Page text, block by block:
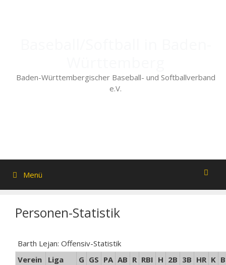
Baden-Württembergischer Baseball- und Softballverband
e.V.
Menü
Personen-Statistik
Barth Lejan: Offensiv-Statistik
Verein
Liga G GS PA AB R RBI H 2B 3B HR K